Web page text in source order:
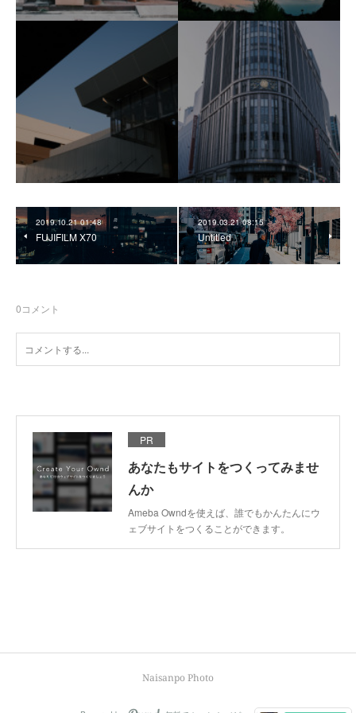
2019.10.21 01:48
FUJIFILM X70
2019.03.21 08:15
Untitled
0コメント
PR
あなたもサイトをつくってみませ
んか
Ameba Owndを使えば、誰でもかんたんにウ
ェブサイトをつくることができます。
Naisanpo Photo